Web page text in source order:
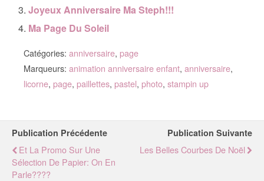
Joyeux Anniversaire Ma Steph!!!
Ma Page Du Soleil
Catégories: anniversaire, page
Marqueurs: animation anniversaire enfant, anniversaire,
licorne, page, paillettes, pastel, photo, stampin up
Publication Précédente
Et La Promo Sur Une
Sélection De Papier: On En
Parle????
Publication Suivante
Les Belles Courbes De Noël